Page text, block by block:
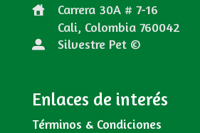
Carrera 30A # 7-16
Cali, Colombia 760042
Silvestre Pet ©
Enlaces de interés
Términos & Condiciones